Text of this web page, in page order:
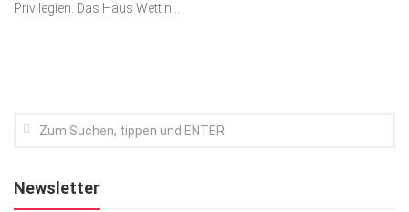
Kunst & Kultur
SACHSEN IN PARIS
Privilegien. Das Haus Wettin...
Newsletter